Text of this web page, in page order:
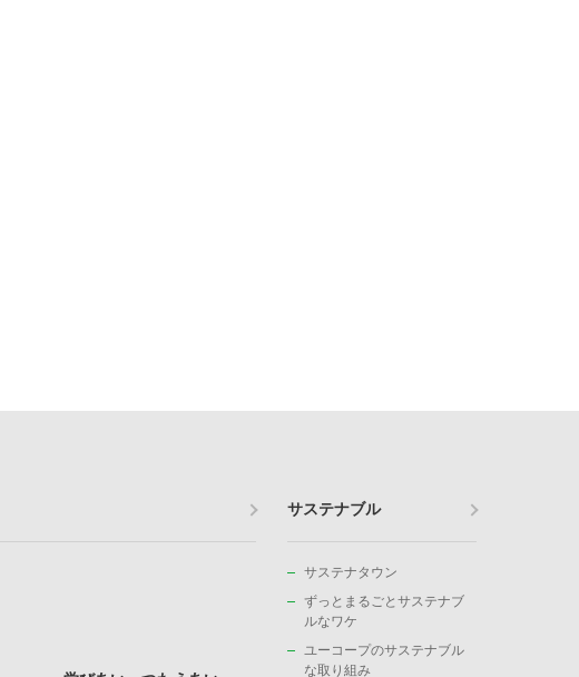
サステナブル
サステナタウン
ずっとまるごとサステナブ
ルなワケ
ユーコープのサステナブル
な取り組み